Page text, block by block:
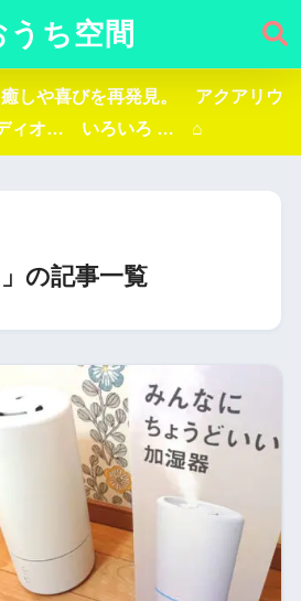
うち空間
しや喜びを再発見。 アクアリウ
ィオ… いろいろ … ⌂
」の記事一覧